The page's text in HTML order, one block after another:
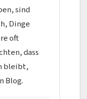
sind
Dinge
oft
dass
bleibt,
Blog.